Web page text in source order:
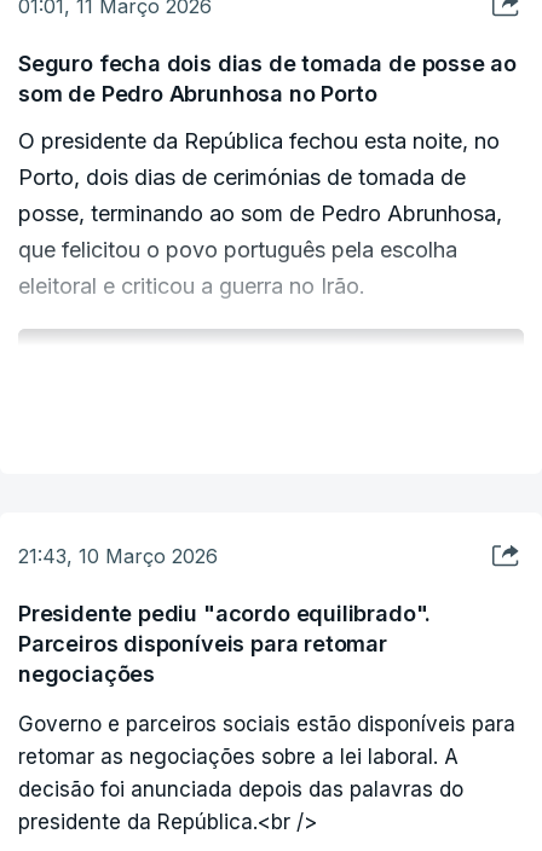
01:01, 11 Março 2026
Seguro fecha dois dias de tomada de posse ao
som de Pedro Abrunhosa no Porto
O presidente da República fechou esta noite, no
Porto, dois dias de cerimónias de tomada de
posse, terminando ao som de Pedro Abrunhosa,
que felicitou o povo português pela escolha
eleitoral e criticou a guerra no Irão.
O segundo dia terminou com um jantar privado na
Casa do Roseiral, oferecido pelo autarca
portuense, chegando ao último ponto da agenda
do dia, uma Casa da Música iluminada com as
21:43, 10 Março 2026
Presidente pediu "acordo equilibrado".
Parceiros disponíveis para retomar
negociações
Governo e parceiros sociais estão disponíveis para
retomar as negociações sobre a lei laboral. A
decisão foi anunciada depois das palavras do
presidente da República.<br />